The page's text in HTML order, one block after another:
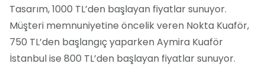
Tasarım, 1000 TL’den başlayan fiyatlar sunuyor.
Müşteri memnuniyetine öncelik veren Nokta Kuaför,
750 TL’den başlangıç yaparken Aymira Kuaför
İstanbul ise 800 TL’den başlayan fiyatlar sunuyor.